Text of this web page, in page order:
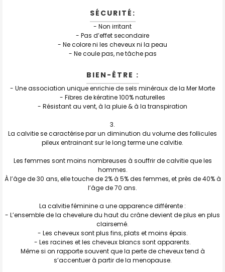
SÉCURITÉ:
- Non irritant
- Pas d’effet secondaire
- Ne colore ni les cheveux ni la peau
- Ne coule pas, ne tâche pas
BIEN-ÊTRE :
- Une association unique enrichie de sels minéraux de la Mer Morte
- Fibres de kératine 100% naturelles
- Résistant au vent, à la pluie & à la transpiration
La calvitie se caractérise par un diminution du volume des follicules
pileux entrainant sur le long terme une calvitie.
Les femmes sont moins nombreuses à souffrir de calvitie que les
hommes.
À l’âge de 30 ans, elle touche de 2% à 5% des femmes, et près de 40% à
l’âge de 70 ans.
La calvitie féminine a une apparence différente :
- L’ensemble de la chevelure du haut du crâne devient de plus en plus
clairsemé.
- Les cheveux sont plus fins, plats et moins épais.
- Les racines et les cheveux blancs sont apparents.
Même si on rapporte souvent que la perte de cheveux tend à
s’accentuer à partir de la menopause.